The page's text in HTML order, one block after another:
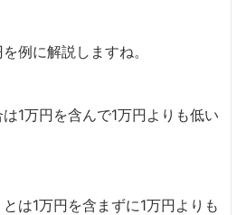
例に解説しますね。
は1万円を含んで1万円よりも低い
は1万円を含まずに1万円よりも